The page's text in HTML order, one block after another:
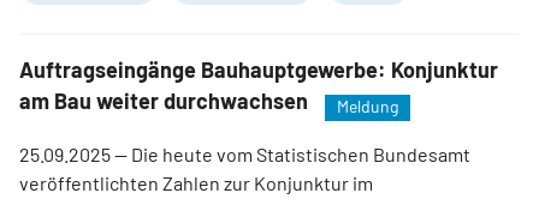
Auftragseingänge Bauhauptgewerbe: Konjunktur
am Bau weiter durchwachsen
Meldung
25.09.2025— Die heute vom Statistischen Bundesamt
veröffentlichten Zahlen zur Konjunktur im